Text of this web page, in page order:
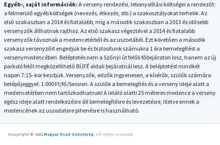
Egyéb-, saját információk: A verseny rendezési, lebonyolítási költségei a rendezőt;
a felmerülő egyéb költségek (nevezés, étkezés, stb.) a szakosztályokat terhelik. Az
első szakaszban a 2014 és fiatalabb, míg a második szakaszban a 2013 és idősebb
versenyzők állhatnak rajthoz. Az első szakasz végeztével a 2014 és fiatalabb
versenyzők távoznak a medencetérből és az uszodából. Ezt követően a második
szakasz versenyzőit engedjük be és biztosítunk számukra 1 óra bemelegítést a
versenymedencében. Beléptetés nem a Szőnyi út felőli főbejáraton lesz, hanem az új
parkoló felől megközelíthető BÜFÉ oldali bejáratnál lesz. A beléptetést mindkét
napon 7:15- kor kezdjük. Versenyzők, edzők ingyenesen, a kísérők, szülők számára
belépőjeggyel: 1.000 Ft/fő/Session. A szülők a bemelegítés és a verseny ideje alatt a
medencetérben nem tartózkodhatnak! A lelátó alatti 25 méteres medence a verseny
egész ideje alatt rendelkezésre áll bemelegítésre és levezetésre, illetve ennek a
medencének az uszodatere pihenésre is használható.
Copyright © 2022Magyar Úszó Szövetség . All rights reserved.